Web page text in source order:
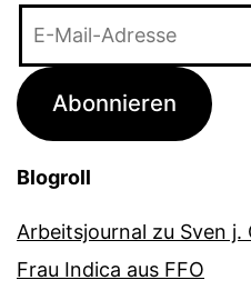
Adresse
Abonnieren
Blogroll
Arbeitsjournal zu Sven
Frau Indica aus FFO